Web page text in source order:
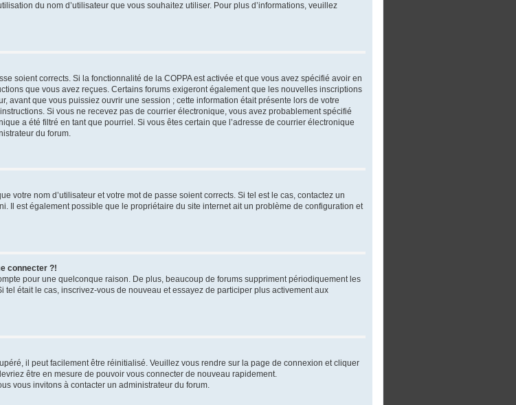
du nom d’utilisateur que vous souhaitez utiliser. Pour plus d’informations, veuillez
soient corrects. Si la fonctionnalité de la COPPA est activée et que vous avez spécifié avoir en
que vous avez reçues. Certains forums exigeront également que les nouvelles inscriptions
avant que vous puissiez ouvrir une session ; cette information était présente lors de votre
Si vous ne recevez pas de courrier électronique, vous avez probablement spécifié
a été filtré en tant que pourriel. Si vous êtes certain que l’adresse de courrier électronique
du forum.
votre nom d’utilisateur et votre mot de passe soient corrects. Si tel est le cas, contactez un
Il est également possible que le propriétaire du site internet ait un problème de configuration et
connecter ?!
pour une quelconque raison. De plus, beaucoup de forums suppriment périodiquement les
était le cas, inscrivez-vous de nouveau et essayez de participer plus activement aux
il peut facilement être réinitialisé. Veuillez vous rendre sur la page de connexion et cliquer
être en mesure de pouvoir vous connecter de nouveau rapidement.
vous invitons à contacter un administrateur du forum.